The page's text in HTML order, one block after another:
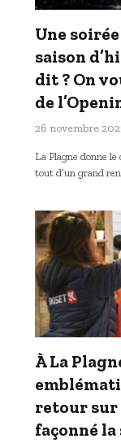
Une
saison
dit ? On
de
26 novembre
La Plagne donne le
tout d’un grand
À La
retour sur
façonné